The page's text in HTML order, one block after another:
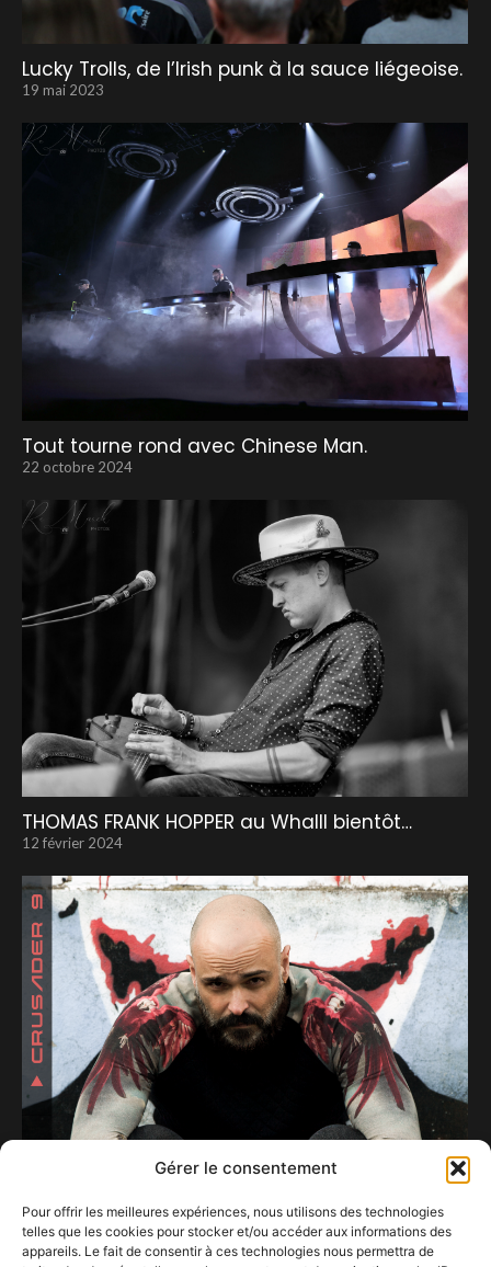
Gérer le consentement
Pour offrir les meilleures expériences, nous utilisons des technologies
telles que les cookies pour stocker et/ou accéder aux informations des
appareils. Le fait de consentir à ces technologies nous permettra de
Lucky Trolls, de l’Irish punk à la sauce liégeoise.
19 mai 2023
Tout tourne rond avec Chinese Man.
22 octobre 2024
THOMAS FRANK HOPPER au Whalll bientôt…
12 février 2024